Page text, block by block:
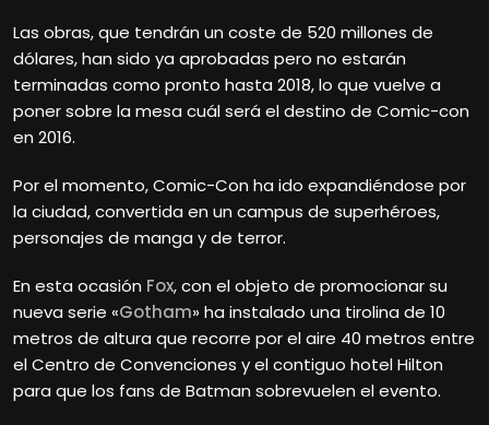
Las obras, que tendrán un coste de 520 millones de
dólares, han sido ya aprobadas pero no estarán
terminadas como pronto hasta 2018, lo que vuelve a
poner sobre la mesa cuál será el destino de Comic-con
en 2016.
Por el momento, Comic-Con ha ido expandiéndose por
la ciudad, convertida en un campus de superhéroes,
personajes de manga y de terror.
En esta ocasión Fox, con el objeto de promocionar su
nueva serie «Gotham» ha instalado una tirolina de 10
metros de altura que recorre por el aire 40 metros entre
el Centro de Convenciones y el contiguo hotel Hilton
para que los fans de Batman sobrevuelen el evento.